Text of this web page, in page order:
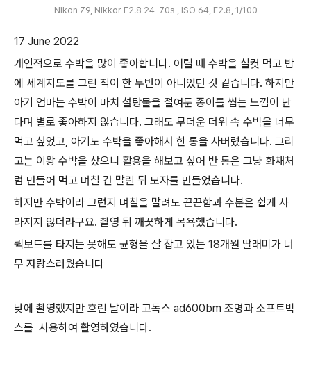
Nikon Z9, Nikkor F2.8 24-70s , ISO 64, F2.8, 1/100
17 June 2022
개인적으로 수박을 많이 좋아합니다. 어릴 때 수박을 실컷 먹고 밤
에 세계지도를 그린 적이 한 두번이 아니었던 것 같습니다. 하지만
아기 엄마는 수박이 마치 설탕물을 절여둔 종이를 씹는 느낌이 난
다며 별로 좋아하지 않습니다. 그래도 무더운 더위 속 수박을 너무
먹고 싶었고, 아기도 수박을 좋아해서 한 통을 사버렸습니다. 그리
고는 이왕 수박을 샀으니 활용을 해보고 싶어 반 통은 그냥 화채처
럼 만들어 먹고 며칠 간 말린 뒤 모자를 만들었습니다.
하지만 수박이라 그런지 며칠을 말려도 끈끈함과 수분은 쉽게 사
라지지 않더라구요. 촬영 뒤 깨끗하게 목욕했습니다.
퀵보드를 타지는 못해도 균형을 잘 잡고 있는 18개월 딸래미가 너
무 자랑스러웠습니다
낮에 촬영했지만 흐린 날이라 고독스 ad600bm 조명과 소프트박
스를 사용하여 촬영하였습니다.